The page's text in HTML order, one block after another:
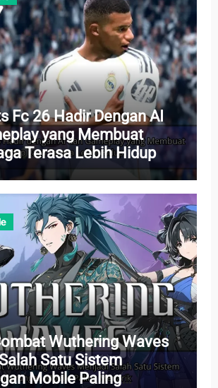
Fc 26 Hadir Dengan AI
yang Membuat
Terasa Lebih Hidup
Wuthering Waves
Satu Sistem
Mobile Paling